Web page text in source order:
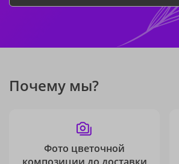
Почему мы?
Фото цветочной